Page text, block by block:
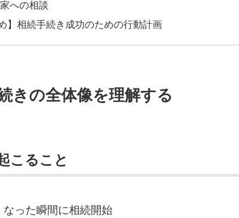
への相談
】相続手続き成功のための行動計画
きの全体像を理解する
こること
なった瞬間に相続開始